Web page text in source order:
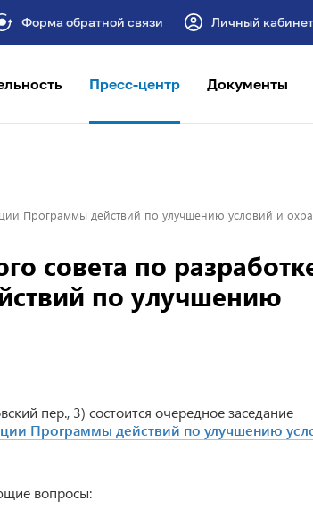
Форма обратной связи Личный кабинет
Пресс-центр Документы
Программы действий по улучшению условий и
совета по
по улучшению
пер., 3) состоится очередное заседание
Программы действий по улучшению
вопросы: